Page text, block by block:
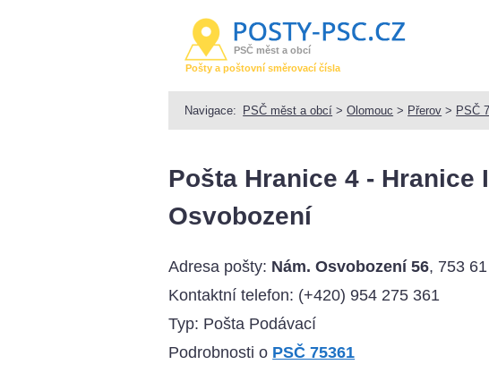
PSČ měst a obcí
Pošty a poštovní směrovací čísla
Navigace: PSČ měst a obcí >Olomouc > Přerov > PSČ
Pošta Hranice 4 - Hranice
Osvobození
Adresa pošty: Nám. Osvobození 56, 753
Kontaktní telefon: (+420) 954 275 361
Typ: Pošta Podávací
Podrobnosti o PSČ 75361